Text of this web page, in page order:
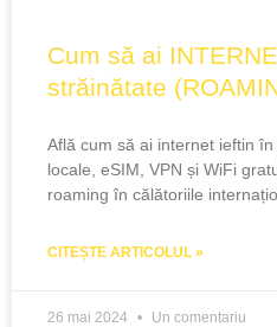
Cum să ai
străinătate
Află cum să ai internet ieftin
locale, eSIM, VPN și WiFi
roaming în călătoriile
CITEȘTE ARTICOLUL »
26 mai 2024 Un comentariu